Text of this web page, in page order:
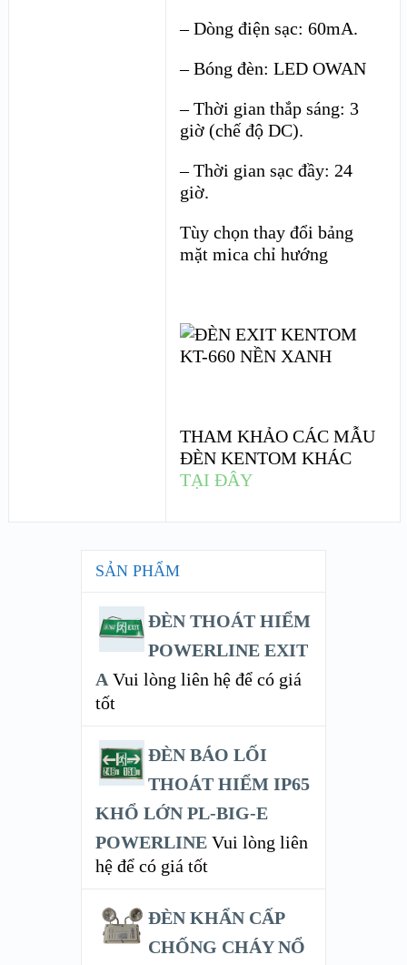
– Dòng điện sạc: 60mA.
– Bóng đèn: LED OWAN
– Thời gian thắp sáng: 3
giờ (chế độ DC).
– Thời gian sạc đầy: 24
giờ.
Tùy chọn thay đổi bảng
mặt mica chỉ hướng
THAM KHẢO CÁC MẪU
ĐÈN KENTOM KHÁC
TẠI ĐÂY
SẢN PHẨM
ĐÈN THOÁT HIỂM
POWERLINE EXIT
A Vui lòng liên hệ để có giá
tốt
ĐÈN BÁO LỐI
THOÁT HIỂM IP65
KHỔ LỚN PL-BIG-E
POWERLINE Vui lòng liên
hệ để có giá tốt
ĐÈN KHẨN CẤP
CHỐNG CHÁY NỔ